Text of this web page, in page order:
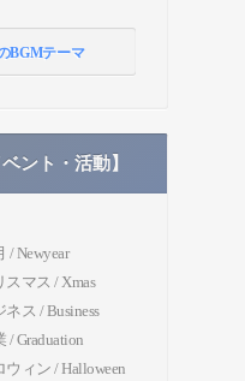
BGMテーマ
ント・活動】
/ Newyear
スマス / Xmas
ネス / Business
/ Graduation
ウィン / Halloween